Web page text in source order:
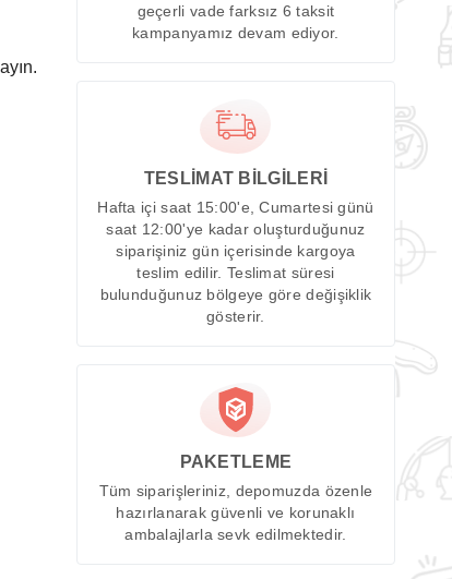
geçerli vade farksız 6 taksit
kampanyamız devam ediyor.
TESLİMAT BİLGİLERİ
Hafta içi saat 15:00'e, Cumartesi günü
saat 12:00'ye kadar oluşturduğunuz
siparişiniz gün içerisinde kargoya
teslim edilir. Teslimat süresi
bulunduğunuz bölgeye göre değişiklik
gösterir.
PAKETLEME
Tüm siparişleriniz, depomuzda özenle
hazırlanarak güvenli ve korunaklı
ambalajlarla sevk edilmektedir.